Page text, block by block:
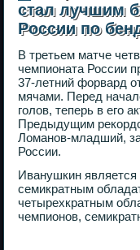
стал лучшим
России по
В третьем матче
чемпионата России
37-летний форвард
мячами. Перед
голов, теперь в его
Предыдущим
Ломанов-младший,
России.
Иванушкин
семикратным
четырехкратным
чемпионов,